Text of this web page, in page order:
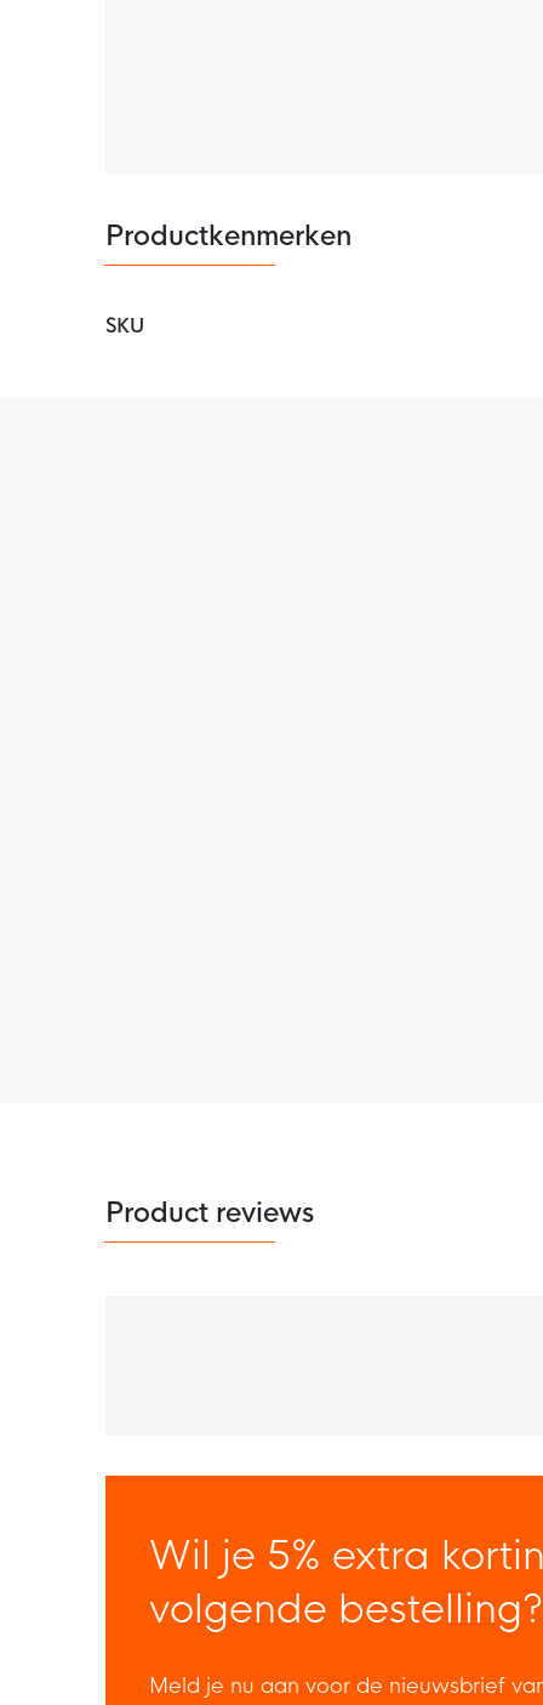
Productkenmerken
SKU
Product reviews
Wil je 5% extra
volgende
Meld je nu aan voor de nieuwsbrief